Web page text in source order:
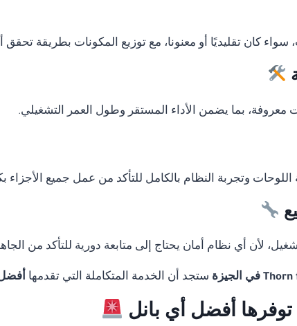
سواء كان تقليديًا أو معنونا، مع توزيع المكونات بطريقة
معروفة، بما يضمن الأداء المستقر وطول العمر التشغيلي.
اللوحات وتجربة النظام بالكامل للتأكد من عمل جميع الأجزاء
لأن أي نظام أمان يحتاج إلى متابعة دورية للتأكد من
ستجد أن الخدمة المتكاملة التي تقدمها
توفرها أفضل أي بانل